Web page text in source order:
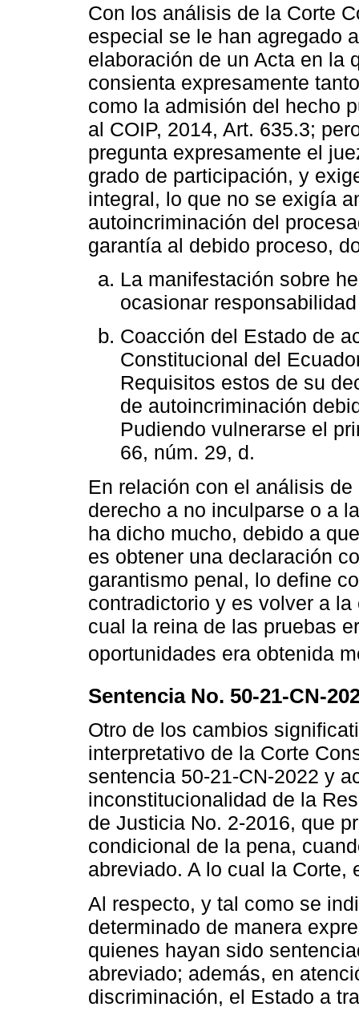
Con los análisis de la Corte
especial se le han agregado
elaboración de un Acta en la
consienta expresamente
como la admisión del hecho
al COIP, 2014, Art. 635.3;
pregunta expresamente el
grado de participación, y
integral, lo que no se exigía
autoincriminación del
garantía al debido proceso,
La manifestación sobre
ocasionar
Coacción del Estado de
Constitucional del
Requisitos estos de su
de autoincriminación
Pudiendo vulnerarse el
66, núm. 29, d.
En relación con el análisis
derecho a no inculparse o a
ha dicho mucho, debido a
es obtener una declaración
garantismo penal, lo define
contradictorio y es volver a
cual la reina de las pruebas
oportunidades era obtenida
Sentencia No. 50-21-CN-
Otro de los cambios
interpretativo de la Corte
sentencia 50-21-CN-2022 y
inconstitucionalidad de la
de Justicia No. 2-2016, que
condicional de la pena,
abreviado. A lo cual la Corte,
Al respecto, y tal como se
determinado de manera
quienes hayan sido
abreviado; además, en
discriminación, el Estado a